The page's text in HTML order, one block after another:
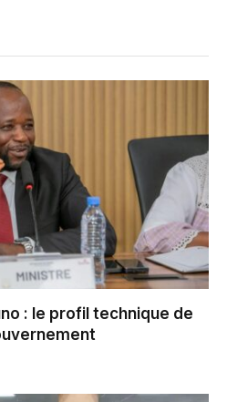
: le profil technique de